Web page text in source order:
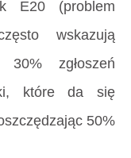
E20 (problem
wskazują
30% zgłoszeń
które da się
50%